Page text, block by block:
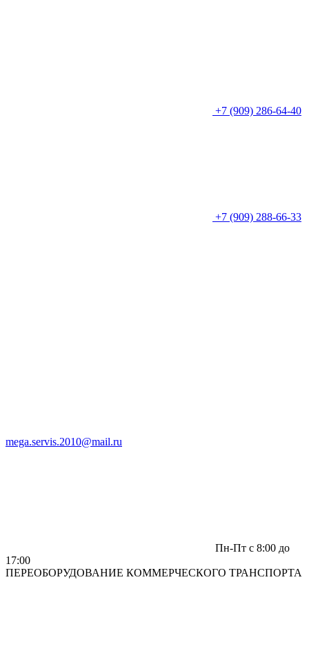
+7 (909) 286-64-40
+7 (909) 288-66-33
mega.servis.2010@mail.ru
Пн-Пт c 8:00 до
17:00
ПЕРЕОБОРУДОВАНИЕ КОММЕРЧЕСКОГО ТРАНСПОРТА